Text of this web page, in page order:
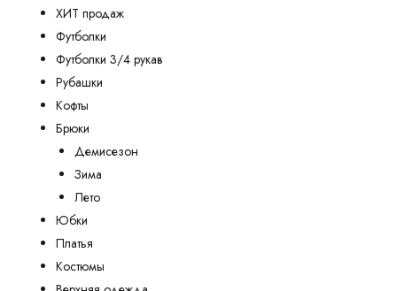
ХИТ продаж
Футболки
Футболки 3/4 рукав
Рубашки
Кофты
Брюки
Демисезон
Зима
Лето
Юбки
Платья
Костюмы